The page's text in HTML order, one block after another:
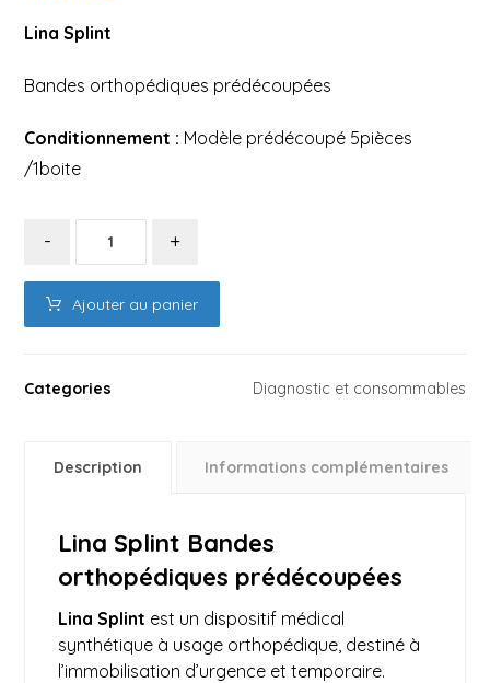
Lina Splint
Bandes orthopédiques prédécoupées
Conditionnement : Modèle prédécoupé 5pièces
/1boite
- +
Ajouter au panier
Categories Diagnostic et consommables
Description Informations complémentaires
Lina Splint Bandes
orthopédiques prédécoupées
Lina Splint est un dispositif médical
synthétique à usage orthopédique, destiné à
l’immobilisation d’urgence et temporaire.